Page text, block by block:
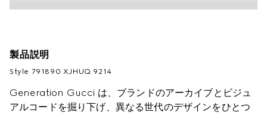
製品説明
Style ‎791890 XJHUQ 9214
Generation Gucci は、ブランドのアーカイブとビジュ
アルコードを掘り下げ、異なる世代のデザインをひとつ